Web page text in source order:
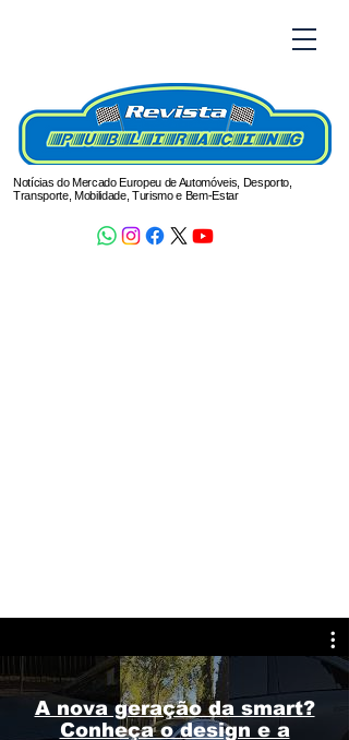
Notícias do Mercado Europeu de Automóveis, Desporto,
Transporte, Mobilidade, Turismo e Bem-Estar
A nova geração da smart?
Conheça o design e a